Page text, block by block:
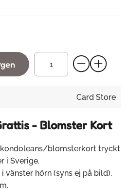
Card Store
- Blomster Kort
blomsterkort tryckt
i Sverige.
vänster hörn (syns ej på bild).